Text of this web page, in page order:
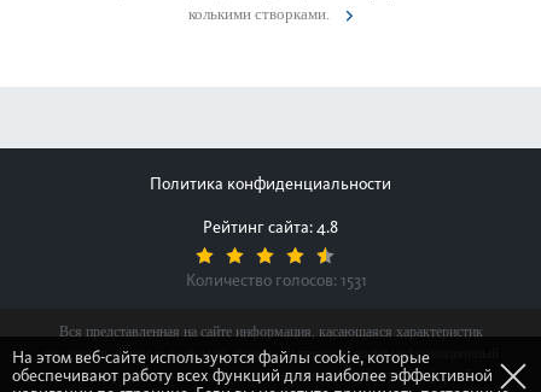
колькими створ­ками.
Политика конфиденциальности
Рейтинг сайта: 4.8
Количество голосов: 1531
Вся представленная на сайте информация, касающаяся характеристик
продуктов, наличия на складе, стоимости товаров, носит информационный
характер и ни при каких условиях не является публичной офертой,
На этом веб-сайте используются файлы cookie, которые
обеспечивают работу всех функций для наиболее эффективной